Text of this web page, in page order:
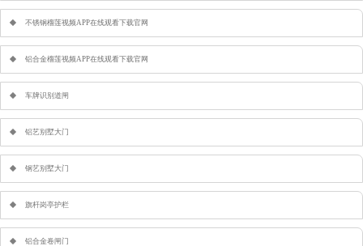
不锈钢榴莲视频APP在线观看下载官网
铝合金榴莲视频APP在线观看下载官网
车牌识别道闸
铝艺别墅大门
钢艺别墅大门
旗杆岗亭护栏
铝合金卷闸门